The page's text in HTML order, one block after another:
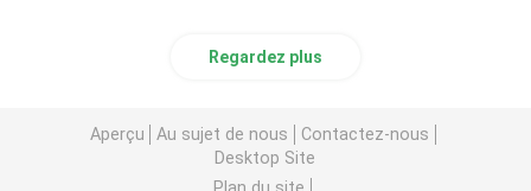
Regardez plus
Aperçu Au sujet de nous
Contactez-nous
Desktop Site
Plan du site